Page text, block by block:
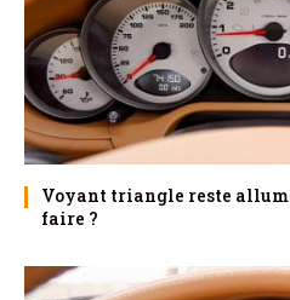
Voyant triangle reste
faire ?